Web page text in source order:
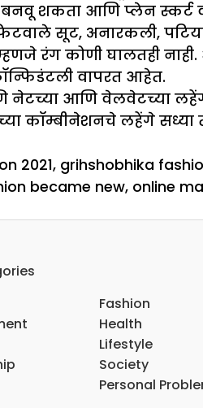
बनवू शकता आणि प्लेन
सूट, अनारकली,
रंग कोणी घालतही
वापरत आहेत.
नेटच्या आणि वेलवेटच्या
कॉम्बीनेशनचे लहेंगे
2021, grihshobhika
became new, online
Fashion
Health
Lifestyle
Society
Personal